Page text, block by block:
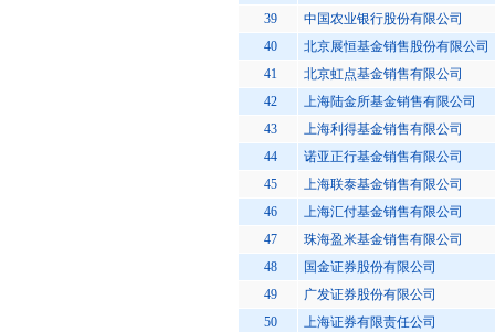
39
中国农业银行股份有限公司
40
北京展恒基金销售股份有限公司
41
北京虹点基金销售有限公司
42
上海陆金所基金销售有限公司
43
上海利得基金销售有限公司
44
诺亚正行基金销售有限公司
45
上海联泰基金销售有限公司
46
上海汇付基金销售有限公司
47
珠海盈米基金销售有限公司
48
国金证券股份有限公司
49
广发证券股份有限公司
50
上海证券有限责任公司